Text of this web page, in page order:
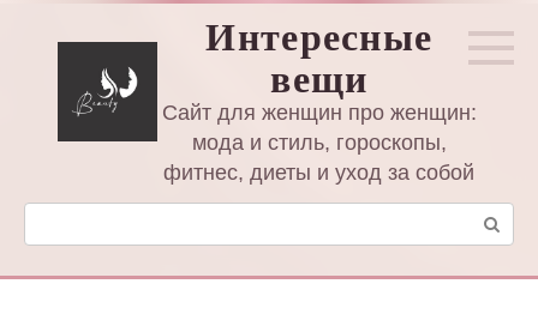
Интересные
вещи
Сайт для женщин про женщин:
мода и стиль, гороскопы,
фитнес, диеты и уход за собой
Поиск: